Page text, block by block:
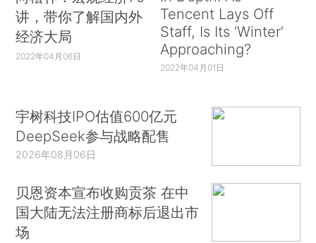
讲，带你了解国内外
经济大局
2022年04月06日
Tencent Lays Off
Staff, Is Its ‘Winter’
Approaching?
2022年04月01日
宇树科技IPO估值600亿元
DeepSeek参与战略配售
2026年08月06日
贝恩资本宣布收购贡茶 在中
国大陆无法注册商标后退出市
场